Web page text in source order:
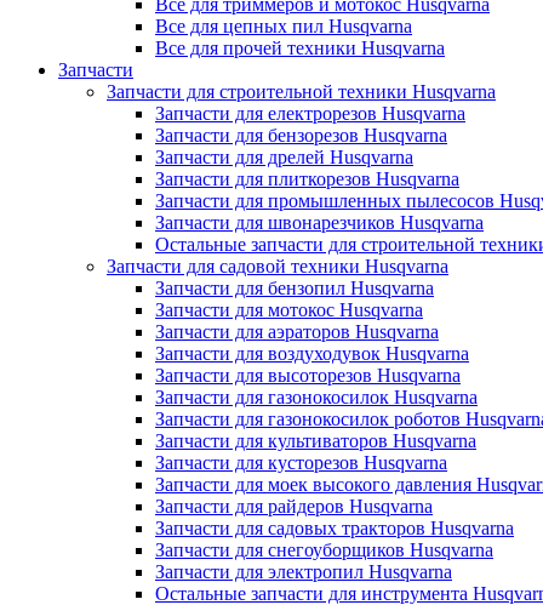
Все для триммеров и мотокос Husqvarna
Все для цепных пил Husqvarna
Все для прочей техники Husqvarna
Запчасти
Запчасти для строительной техники Husqvarna
Запчасти для електрорезов Husqvarna
Запчасти для бензорезов Husqvarna
Запчасти для дрелей Husqvarna
Запчасти для плиткорезов Husqvarna
Запчасти для промышленных пылесосов
Запчасти для швонарезчиков Husqvarna
Остальные запчасти для строительной
Запчасти для садовой техники Husqvarna
Запчасти для бензопил Husqvarna
Запчасти для мотокос Husqvarna
Запчасти для аэраторов Husqvarna
Запчасти для воздуходувок Husqvarna
Запчасти для высоторезов Husqvarna
Запчасти для газонокосилок Husqvarna
Запчасти для газонокосилок роботов
Запчасти для культиваторов Husqvarna
Запчасти для кусторезов Husqvarna
Запчасти для моек высокого давления
Запчасти для райдеров Husqvarna
Запчасти для садовых тракторов Husqvarna
Запчасти для снегоуборщиков Husqvarna
Запчасти для электропил Husqvarna
Остальные запчасти для инструмента